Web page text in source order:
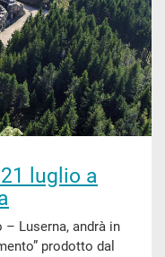
luglio a
– Luserna, andrà in
prodotto dal